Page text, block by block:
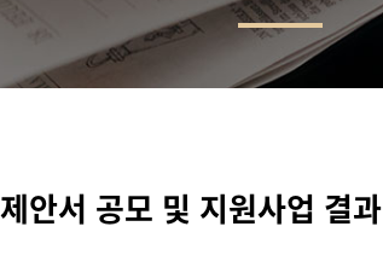
안서 공모 및 지원사업 결과